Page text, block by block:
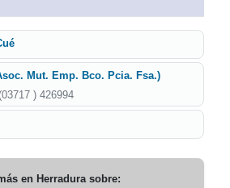
Mut. Emp. Bco. Pcia. Fsa.)
) 426994
en Herradurasobre: